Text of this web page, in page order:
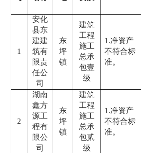
1
安化
县东
建建
筑有
限责
任公
司
东
坪
镇
建筑
工程
施工
总承
包壹
级
1.净资产
不符合标
准。
2
湖南
鑫方
源工
程有
限公
司
东
坪
镇
建筑
工程
施工
总承
包贰
级
1.净资产
不符合标
准。